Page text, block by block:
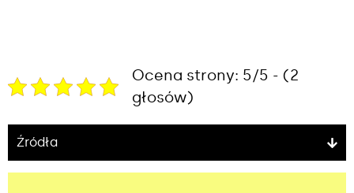
Ocena strony: 5/5 - (2
głosów)
Źródła